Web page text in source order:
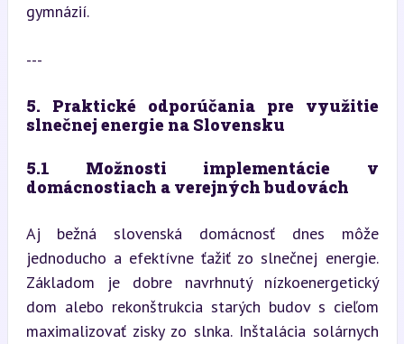
gymnázií.
---
5. Praktické odporúčania pre využitie
slnečnej energie na Slovensku
5.1 Možnosti implementácie v
domácnostiach a verejných budovách
Aj bežná slovenská domácnosť dnes môže
jednoducho a efektívne ťažiť zo slnečnej energie.
Základom je dobre navrhnutý nízkoenergetický
dom alebo rekonštrukcia starých budov s cieľom
maximalizovať zisky zo slnka. Inštalácia solárnych